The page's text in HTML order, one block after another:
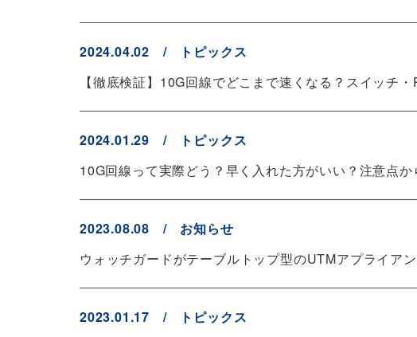
2024.04.02 / トピックス
【徹底検証】10G回線でどこまで速くなる？スイッチ
2024.01.29 / トピックス
10G回線って実際どう？早く入れた方がいい？注意点
2023.08.08 / お知らせ
ウォッチガードがテーブルトップ型のUTMアプライア
2023.01.17 / トピックス